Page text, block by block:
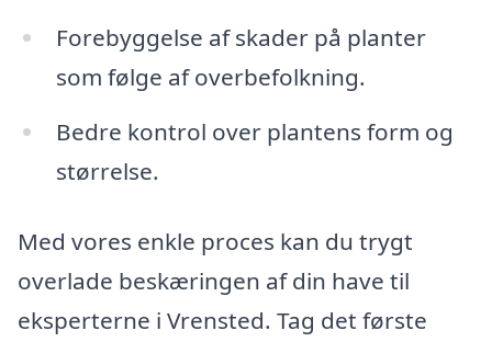
Forebyggelse af skader på planter
som følge af overbefolkning.
Bedre kontrol over plantens form og
størrelse.
Med vores enkle proces kan du trygt
overlade beskæringen af din have til
eksperterne i Vrensted. Tag det første